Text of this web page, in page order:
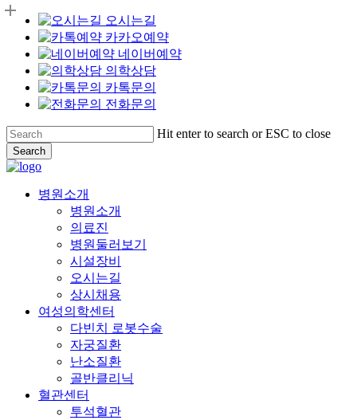
오시는길
카카오예약
네이버예약
의학상담
카톡문의
전화문의
Skip
to
main
content
Hit enter to search or ESC to close
Search
Close
Menu
병원소개
병원소개
의료진
병원둘러보기
시설장비
오시는길
상시채용
여성의학센터
다빈치 로봇수술
자궁질환
난소질환
골반클리닉
혈관센터
투석혈관